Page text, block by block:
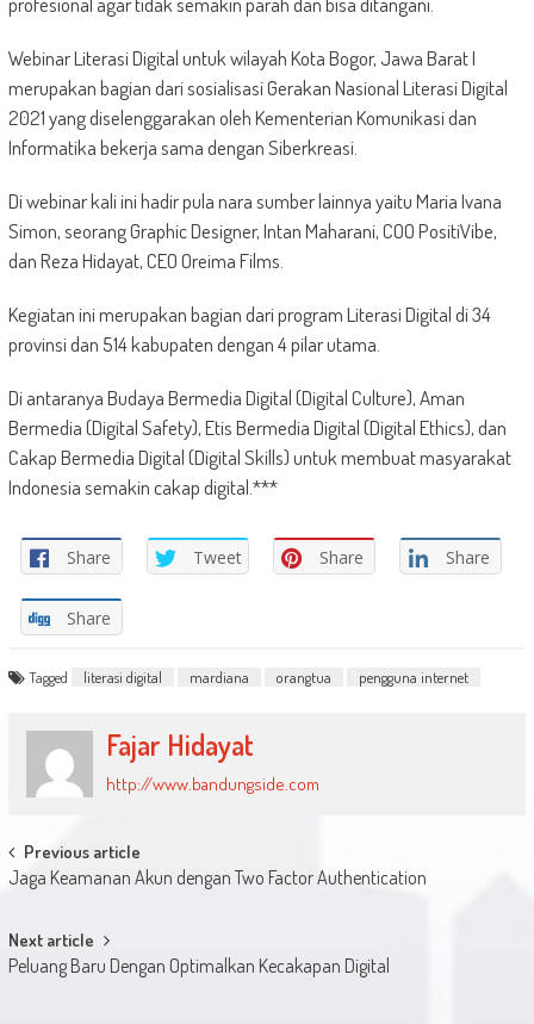
Webinar Literasi Digital untuk wilayah Kota Bogor, Jawa Barat I
merupakan bagian dari sosialisasi Gerakan Nasional Literasi Digital
2021 yang diselenggarakan oleh Kementerian Komunikasi dan
Informatika bekerja sama dengan Siberkreasi.
Di webinar kali ini hadir pula nara sumber lainnya yaitu Maria Ivana
Simon, seorang Graphic Designer, Intan Maharani, COO PositiVibe,
dan Reza Hidayat, CEO Oreima Films.
Kegiatan ini merupakan bagian dari program Literasi Digital di 34
provinsi dan 514 kabupaten dengan 4 pilar utama.
Di antaranya Budaya Bermedia Digital (Digital Culture), Aman
Bermedia (Digital Safety), Etis Bermedia Digital (Digital Ethics), dan
Cakap Bermedia Digital (Digital Skills) untuk membuat masyarakat
Indonesia semakin cakap digital.***
Share Tweet Share Share
Share
Tagged literasi digital mardiana orangtua pengguna internet
Fajar Hidayat
http://www.bandungside.com
Post
navigation
Previous article
Jaga Keamanan Akun dengan Two Factor Authentication
Next article
Peluang Baru Dengan Optimalkan Kecakapan Digital